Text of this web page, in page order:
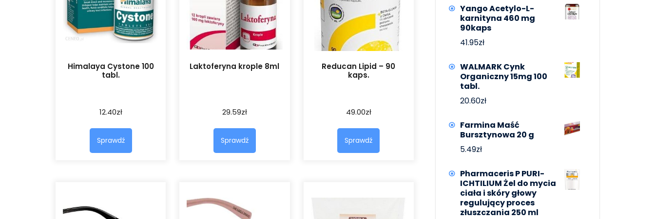
Himalaya Cystone 100
tabl.
12.40zł
Sprawdź
Laktoferyna krople 8ml
29.59zł
Sprawdź
Reducan Lipid – 90
kaps.
49.00zł
Sprawdź
Yango Acetylo-L-
karnityna 460 mg
90kaps
41.95zł
WALMARK Cynk
Organiczny 15mg 100
tabl.
20.60zł
Farmina Maść
Bursztynowa 20 g
5.49zł
Pharmaceris P PURI-
ICHTILIUM Żel do mycia
ciała i skóry głowy
regulujący proces
złuszczania 250 ml